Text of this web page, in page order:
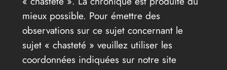
mieux possible. Pour émettre des
observations sur ce sujet concernant le
sujet « chasteté » veuillez utiliser les
coordonnées indiquées sur notre site